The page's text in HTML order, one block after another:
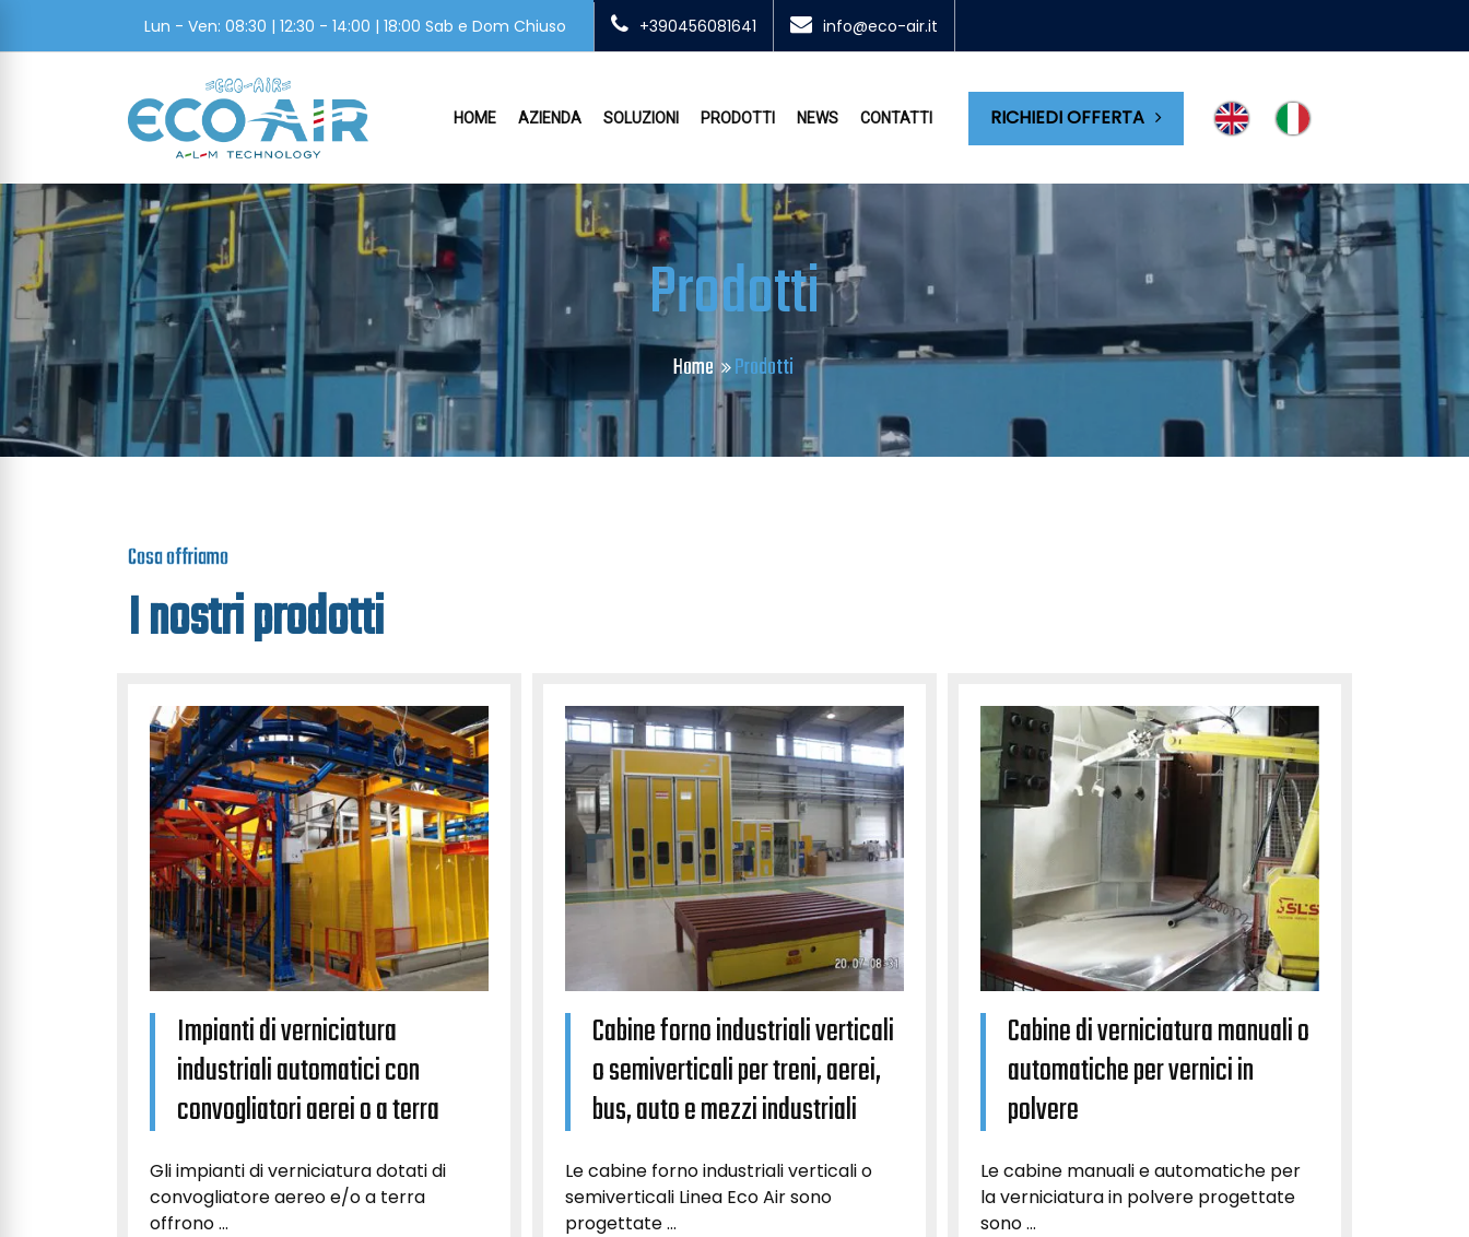
Lun - Ven: 08:30 | 12:30 - 14:00 | 18:00 Sab e Dom Chiuso +390456081641 info@eco-air.it
HOME AZIENDA SOLUZIONI PRODOTTI NEWS CONTATTI RICHIEDI OFFERTA
Prodotti
Home Prodotti
Cosa offriamo
I nostri prodotti
Impianti di verniciatura
industriali automatici con
convogliatori aerei o a terra
Gli impianti di verniciatura dotati di
convogliatore aereo e/o a terra
offrono ...
Cabine forno industriali verticali
o semiverticali per treni, aerei,
bus, auto e mezzi industriali
Le cabine forno industriali verticali o
semiverticali Linea Eco Air sono
progettate ...
Cabine di verniciatura manuali o
automatiche per vernici in
polvere
Le cabine manuali e automatiche per
la verniciatura in polvere progettate
sono ...